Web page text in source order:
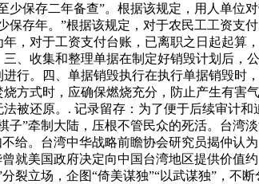
保存二年备查”。根据该规定，用人单位
存年。”根据该规定，对于农民工工资支
，对于工资支付台账，已离职之日起起算
、收集和整理单据在制定好销毁计划后，
行。四、单据销毁执行在执行单据销毁时
方式时，应确保燃烧充分，防止产生有害
被还原。. 记录留存：为了便于后续审计
”牵制大陆，压根不管民众的死活。台湾
给。台湾中华战略前瞻协会研究员揭仲认
就美国政府决定向中国台湾地区提供价值
裂立场，企图“倚美谋独”“以武谋独”，不